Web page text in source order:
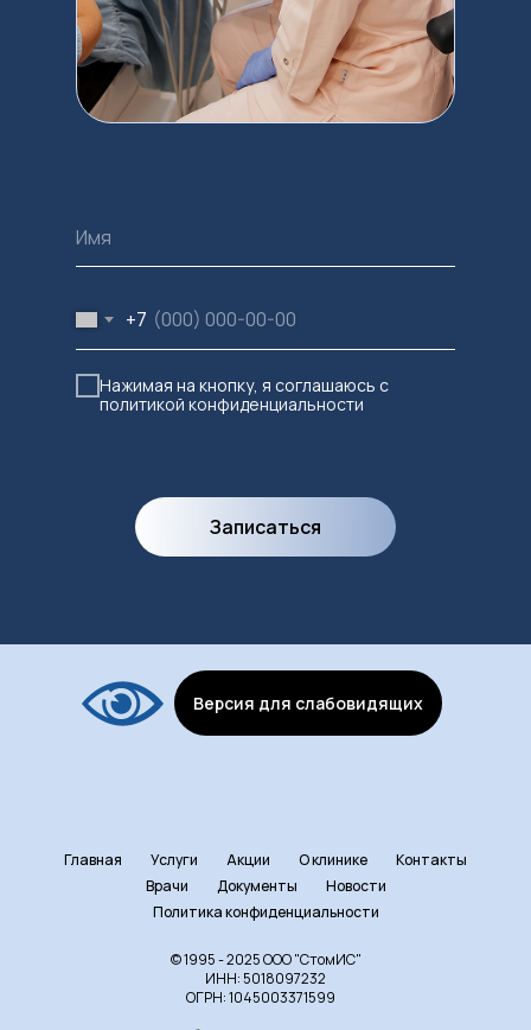
+7
Нажимая на кнопку, я соглашаюсь с
политикой конфиденциальности
Записаться
Версия для слабовидящих
Главная Услуги Акции О клинике
Контакты
Врачи
Документы
Новости
Политика конфиденциальности
© 1995 - 2025 ООО "СтомИС"
ИНН: 5018097232
ОГРН: 1045003371599